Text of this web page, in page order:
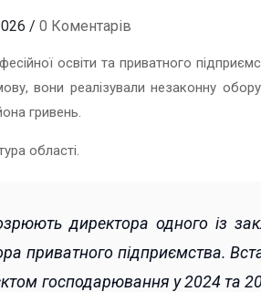
/ 0 Коментарів
освіти та приватного
вони реалізували незаконну
гривень.
області.
директора одного із
приватного підприємства.
господарювання у 2024 та